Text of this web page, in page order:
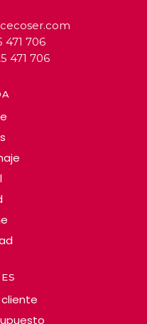
471 706
471 706